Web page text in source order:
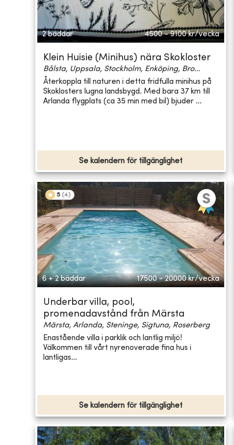
2 bäddar 4500 - 9100 kr/vecka
Klein Huisie (Minihus) nära Skokloster
Bålsta, Uppsala, Stockholm, Enköping, Bro...
Återkoppla till naturen i detta fridfulla minihus på
Skoklosters lugna landsbygd. Med bara 37 km till
Arlanda flygplats (ca 35 min med bil) bjuder ...
Se kalendern för tillgänglighet
5 (4)
6 + 2 bäddar 17500 - 20000 kr/vecka
Underbar villa, pool,
promenadavstånd från Märsta
Märsta, Arlanda, Steninge, Sigtuna, Roserberg
Enastående villa i parklik och lantlig miljö!
Välkommen till vårt nyrenoverade fina hus i
lantligas...
Se kalendern för tillgänglighet